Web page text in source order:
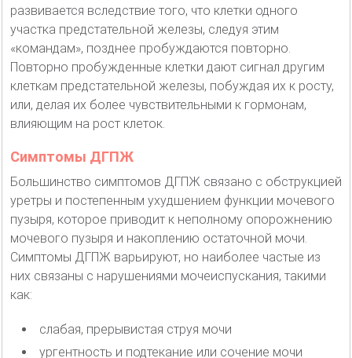
развивается вследствие того, что клетки одного
участка предстательной железы, следуя этим
«командам», позднее пробуждаются повторно.
Повторно пробужденные клетки дают сигнал другим
клеткам предстательной железы, побуждая их к росту,
или, делая их более чувствительными к гормонам,
влияющим на рост клеток.
Симптомы ДГПЖ
Большинство симптомов ДГПЖ связано с обструкцией
уретры и постепенным ухудшением функции мочевого
пузыря, которое приводит к неполному опорожнению
мочевого пузыря и накоплению остаточной мочи.
Симптомы ДГПЖ варьируют, но наиболее частые из
них связаны с нарушениями мочеиспускания, такими
как:
слабая, прерывистая струя мочи
ургентность и подтекание или сочение мочи